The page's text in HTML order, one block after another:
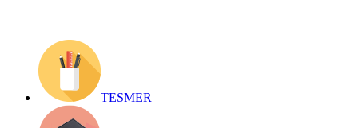
TESMER